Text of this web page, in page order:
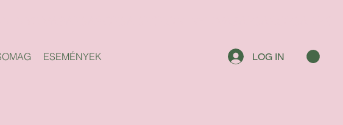
LOG IN
ESEMÉNYEK